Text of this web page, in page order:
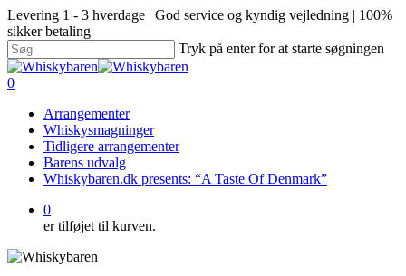
Levering 1 - 3 hverdage | God service og kyndig vejledning | 100%
sikker betaling
Tryk på enter for at starte søgningen
0
Arrangementer
Whiskysmagninger
Tidligere arrangementer
Barens udvalg
Whiskybaren.dk presents: “A Taste Of Denmark”
0
er tilføjet til kurven.